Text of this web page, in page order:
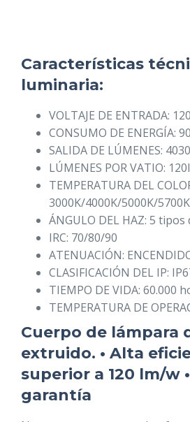
Características
luminaria:
VOLTAJE DE ENTRADA:
CONSUMO DE ENERGÍA:
SALIDA DE LÚMENES:
LÚMENES POR VATIO:
TEMPERATURA DEL
3000K/4000K/5000K/5700K
ÁNGULO DEL HAZ: 5 tipos
IRC: 70/80/90
ATENUACIÓN:
CLASIFICACIÓN DEL IP:
TIEMPO DE VIDA: 60.000
TEMPERATURA DE
Cuerpo de lámpara
extruido. • Alta
superior a 120 lm/w
garantía